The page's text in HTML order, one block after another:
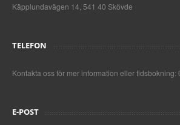
Käpplundavägen 14, 541 40 Skövde
TELEFON
Kontakta oss för mer information eller tidsbokning:
E-POST